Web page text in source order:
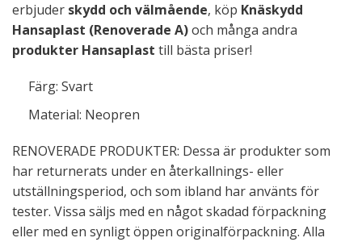
erbjuder skydd och välmående, köp Knäskydd
Hansaplast (Renoverade A)och många andra
produkter Hansaplast till bästa priser!
Färg: Svart
Material: Neopren
RENOVERADE PRODUKTER: Dessa är produkter som
har returnerats under en återkallnings- eller
utställningsperiod, och som ibland har använts för
tester. Vissa säljs med en något skadad förpackning
eller med en synligt öppen originalförpackning. Alla